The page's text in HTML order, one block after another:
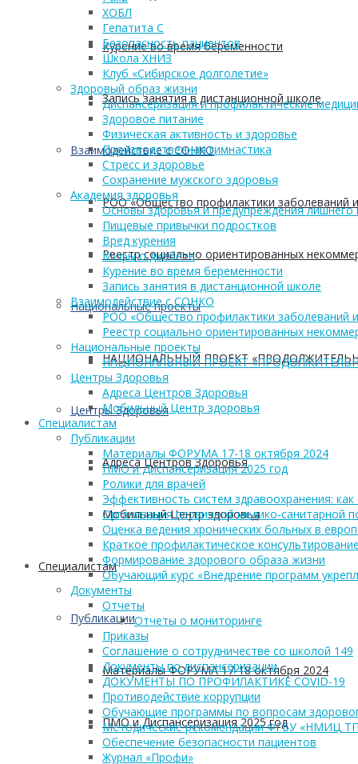
Курение во время беременности
Запись занятия в дистанционной школе
Взаимодействие с СОНКО
РОО «Общество профилактики заболеваний
Реестр социально ориентированных
Национальные проекты
НАЦИОНАЛЬНЫЙ ПРОЕКТ
Центры Здоровья
Адреса Центров Здоровья
Мобильный Центр здоровья
Cпециалистам
Публикации
Материалы ФОРУМА 17-18 октября 2024
ПМО и Диспансеризация 2025 год
ХОБЛ
Гепатита С
Безопасность пациентов
Школа ХНИЗ
Клуб «Сибирское долголетие»
Здоровый образ жизни
Диспансеризация и профилактические
Здоровое питание
Физическая активность и здоровье
Производственная гимнастика
Стресс и здоровье
Сохранение мужского здоровья
Академия здоровья
Основы здоровья и предупреждения лишнего
Пищевые привычки подростков
Вред курения
Мифы о диабете
Курение во время беременности
Запись занятия в дистанционной школе
Взаимодействие с СОНКО
РОО «Общество профилактики заболеваний
Реестр социально ориентированных
Национальные проекты
НАЦИОНАЛЬНЫЙ ПРОЕКТ
Центры Здоровья
Адреса Центров Здоровья
Мобильный Центр здоровья
Cпециалистам
Публикации
Материалы ФОРУМА 17-18 октября 2024
ПМО и Диспансеризация 2025 год
Ролики для врачей
Эффективность систем здравоохранения:
Организация первичной медико-
Оценка ведения хронических больных в
Краткое профилактическое
Формирование здорового образа жизни
Обучающий курс «Внедрение программ
Документы
Отчеты
Отчеты о мониторинге
Приказы
Соглашение о сотрудничестве со школой 149
Документы по диспансеризации
ДОКУМЕНТЫ ПО ПРОФИЛАКТИКЕ COVID-19
Противодействие коррупции
Обучающие программы по вопросам
Методические рекомендации ФГБУ «НМИЦ
Обеспечение безопасности пациентов
Журнал «Профи»